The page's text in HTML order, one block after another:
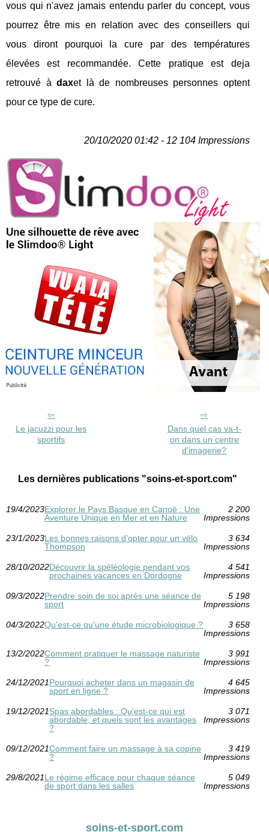
vous qui n'avez jamais entendu parler du concept, vous
pourrez être mis en relation avec des conseillers qui
vous diront pourquoi la cure par des températures
élevées est recommandée. Cette pratique est deja
retrouvé àdaxet là de nombreuses personnes optent
pour ce type de cure.
20/10/2020 01:42 - 12 104 Impressions
Le jacuzzi pour les
sportifs
Dans quel cas va-t-
on dans un centre
d'imagerie?
Les dernières publications "soins-et-sport.com"
19/4/2023Explorer le Pays Basque en Canoë : Une
Aventure Unique en Mer et en Nature
2 200
Impressions
23/1/2023Les bonnes raisons d’opter pour un vélo
Thompson
3 634
Impressions
28/10/2022Découvrir la spéléologie pendant vos
prochaines vacances en Dordogne
4 541
Impressions
09/3/2022Prendre soin de soi après une séance de
sport
5 198
Impressions
04/3/2022Qu'est-ce qu'une étude microbiologique ?
3 658
Impressions
13/2/2022Comment pratiquer le massage naturiste
?
3 991
Impressions
24/12/2021Pourquoi acheter dans un magasin de
sport en ligne ?
4 645
Impressions
19/12/2021Spas abordables : Qu'est-ce qui est
abordable, et quels sont les avantages
?
3 071
Impressions
09/12/2021Comment faire un massage à sa copine
?
3 419
Impressions
29/8/2021Le régime efficace pour chaque séance
de sport dans les salles
5 049
Impressions
soins-et-sport.com